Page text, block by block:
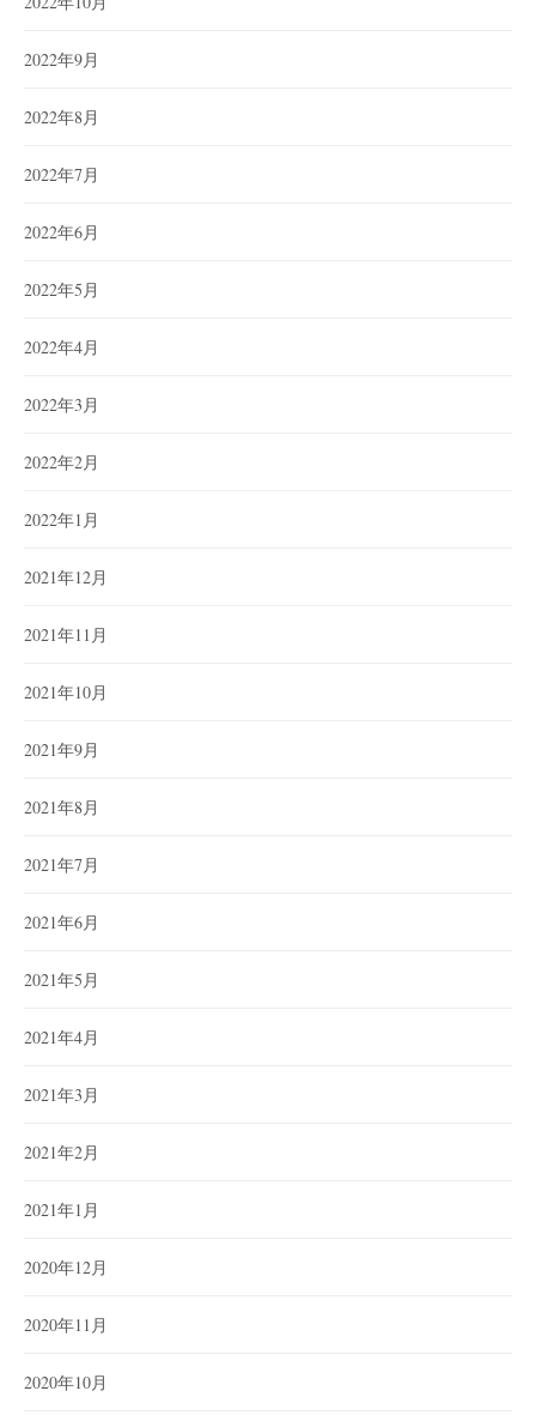
2022年9月
2022年8月
2022年7月
2022年6月
2022年5月
2022年4月
2022年3月
2022年2月
2022年1月
2021年12月
2021年11月
2021年10月
2021年9月
2021年8月
2021年7月
2021年6月
2021年5月
2021年4月
2021年3月
2021年2月
2021年1月
2020年12月
2020年11月
2020年10月